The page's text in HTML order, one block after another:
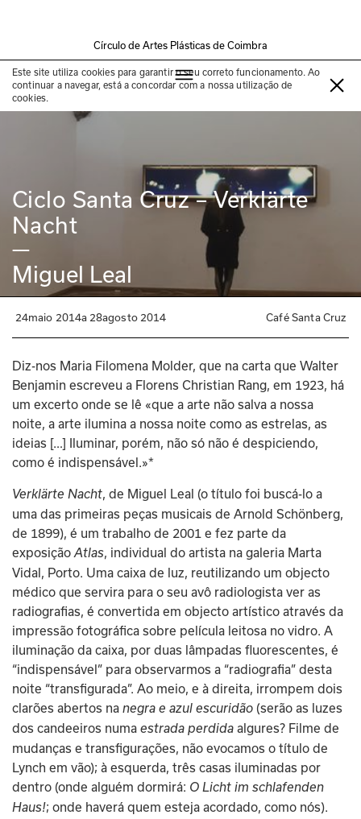
Círculo de Artes Plásticas de Coimbra
Este site utiliza cookies para garantir o seu correto funcionamento. Ao
continuar a navegar, está a concordar com a nossa utilização de
cookies.
Exposição passada
Ciclo Santa Cruz – Verklärte
Nacht
—
Miguel Leal
24maio 2014a 28agosto 2014 Café Santa Cruz
Diz-nos Maria Filomena Molder, que na carta que Walter
Benjamin escreveu a Florens Christian Rang, em 1923, há
um excerto onde se lê «que a arte não salva a nossa
noite, a arte ilumina a nossa noite como as estrelas, as
ideias […] Iluminar, porém, não só não é despiciendo,
como é indispensável.»*
Verklärte Nacht , de Miguel Leal (o título foi buscá-lo a
uma das primeiras peças musicais de Arnold Schönberg,
de 1899), é um trabalho de 2001 e fez parte da
exposição Atlas , individual do artista na galeria Marta
Vidal, Porto. Uma caixa de luz, reutilizando um objecto
médico que servira para o seu avô radiologista ver as
radiografias, é convertida em objecto artístico através da
impressão fotográfica sobre película leitosa no vidro. A
iluminação da caixa, por duas lâmpadas fluorescentes, é
“indispensável” para observarmos a “radiografia” desta
noite “transfigurada”. Ao meio, e à direita, irrompem dois
clarões abertos na negra e azul escuridão (serão as luzes
dos candeeiros numa estrada perdida algures? Filme de
mudanças e transfigurações, não evocamos o título de
Lynch em vão); à esquerda, três casas iluminadas por
dentro (onde alguém dormirá: O Licht im schlafenden
Haus!; onde haverá quem esteja acordado, como nós).